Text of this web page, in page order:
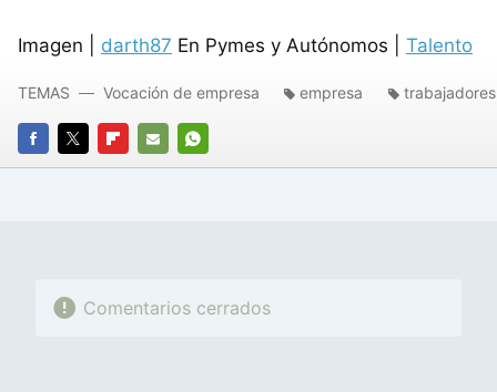
Imagen | darth87 En Pymes y Autónomos | Talento
FACEBOOK
TWITTERFLIPBOARD
E-
WHATSAPP
TEMAS Vocación de empresa empresa trabajadores
Comentarios cerrados